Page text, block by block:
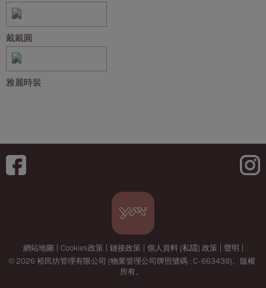
戴戴圓
雅麗時裝
網站地圖 Cookies政策 鏈接政策 個人資料 (私隱) 政策 聲明
© 2026 裕民坊管理有限公司 (物業管理公司牌照號碼 : C-663438)。版權
所有。